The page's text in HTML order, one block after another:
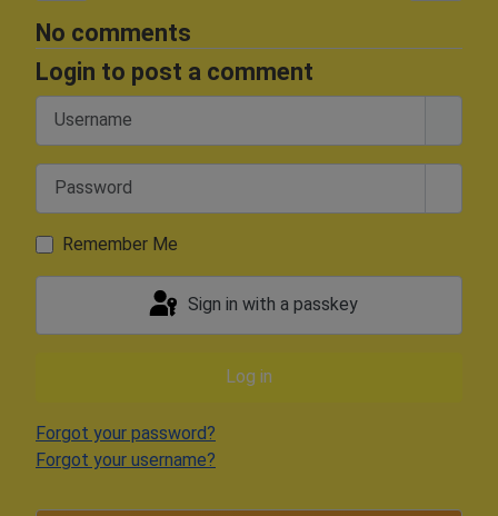
No comments
Login to post a comment
Password
Remember Me
Sign in with a passkey
Log in
Forgot your password?
Forgot your username?